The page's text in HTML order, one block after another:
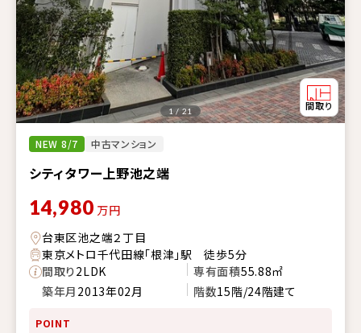
NEW 8/7 中古マンション
シティタワー上野池之端
1 / 21
14,980 万円
台東区池之端２丁目
東京メトロ千代田線「根津」駅 徒歩5分
間取り2LDK 専有面積55.88㎡
築年月 2013年02月 階数15階/24階建て
POINT